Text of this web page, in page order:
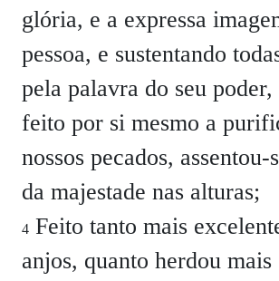
glória, e a expressa
pessoa, e sustentando
pela palavra do seu poder,
feito por si mesmo a
nossos pecados, assentou-
da majestade nas alturas;
4 Feito tanto mais
anjos, quanto herdou mais